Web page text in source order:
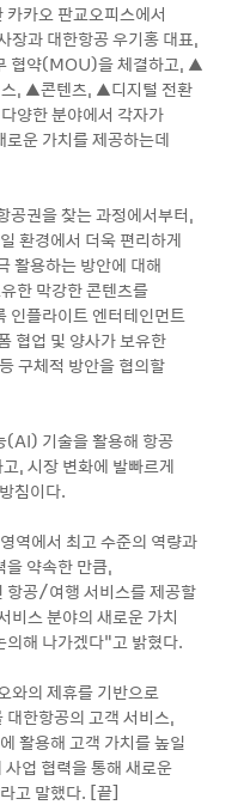
카오 판교오피스에서
장과 대한항공 우기홍 대표,
협약(MOU)을 체결하고, ▲
, ▲콘텐츠, ▲디지털 전환
한 분야에서 각자가
운 가치를 제공하는데
공권을 찾는 과정에서부터,
환경에서 더욱 편리하게
활용하는 방안에 대해
한 막강한 콘텐츠를
인플라이트 엔터테인먼트
협업 및 양사가 보유한
구체적 방안을 협의할
(AI) 기술을 활용해 항공
, 시장 변화에 발빠르게
침이다.
역에서 최고 수준의 역량과
을 약속한 만큼,
항공/여행 서비스를 제공할
비스 분야의 새로운 가치
해 나가겠다“고 밝혔다.
와의 제휴를 기반으로
한항공의 고객 서비스,
활용해 고객 가치를 높일
업 협력을 통해 새로운
고 말했다. [끝]